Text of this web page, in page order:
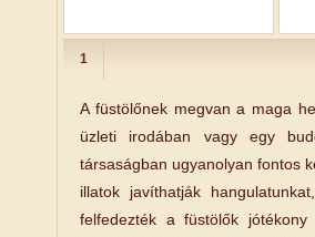
1
A füstölőnek megvan a maga
üzleti irodában vagy egy
társaságban ugyanolyan fontos
illatok javíthatják
felfedezték a füstölők